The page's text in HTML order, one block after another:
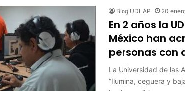
Blog UDLAP 20
En 2 años la
México han
personas con
La Universidad de las
“Ilumina, ceguera y